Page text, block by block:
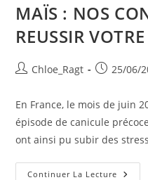
MAÏS : NOS
REUSSIR
Chloe_Ragt 25/06/
En France, le mois de juin
épisode de canicule
ont ainsi pu subir des
Continuer La Lecture